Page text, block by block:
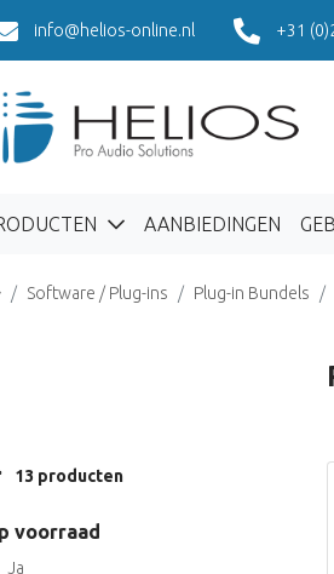
info@helios-online.nl +31
AANBIEDINGEN
Software / Plug-ins Plug-in Bundels
13 producten
voorraad
Ja